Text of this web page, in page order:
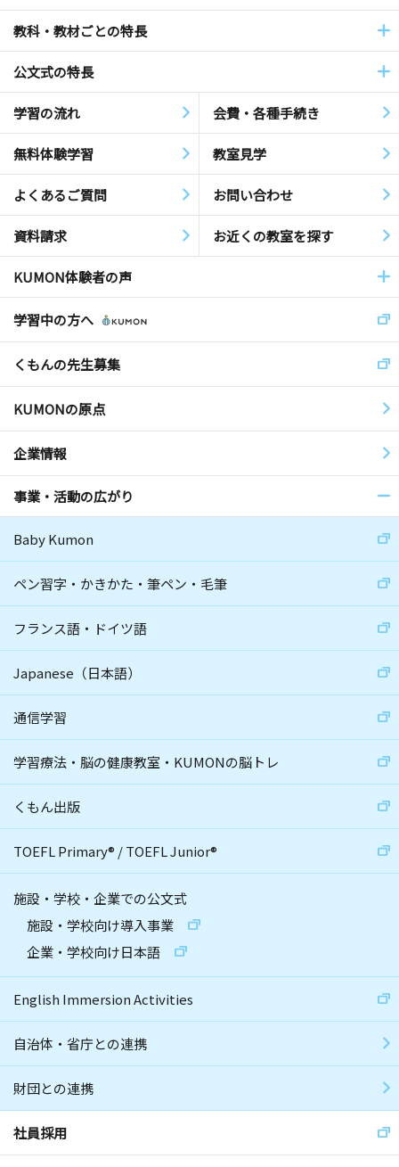
教科・教材ごとの特長
公文式の特長
学習の流れ 会費・各種手続き
無料体験学習 教室見学
よくあるご質問 お問い合わせ
資料請求 お近くの教室を探す
KUMON体験者の声
学習中の方へ
くもんの先生募集
KUMONの原点
企業情報
事業・活動の広がり
Baby Kumon
ペン習字・かきかた・筆ペン・毛筆
フランス語・ドイツ語
Japanese（日本語）
通信学習
学習療法・脳の健康教室・KUMONの脳トレ
くもん出版
TOEFL Primary® /TOEFL Junior®
施設・学校・企業での公文式
施設・学校向け導入事業
企業・学校向け日本語
English Immersion Activities
自治体・省庁との連携
財団との連携
社員採用